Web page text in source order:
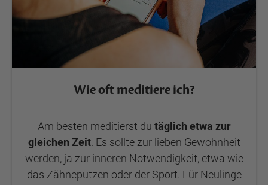
Wie oft meditiere ich?
Am besten meditierst du täglich etwa zur
gleichen Zeit. Es sollte zur lieben Gewohnheit
werden, ja zur inneren Notwendigkeit, etwa wie
das Zähneputzen oder der Sport. Für Neulinge